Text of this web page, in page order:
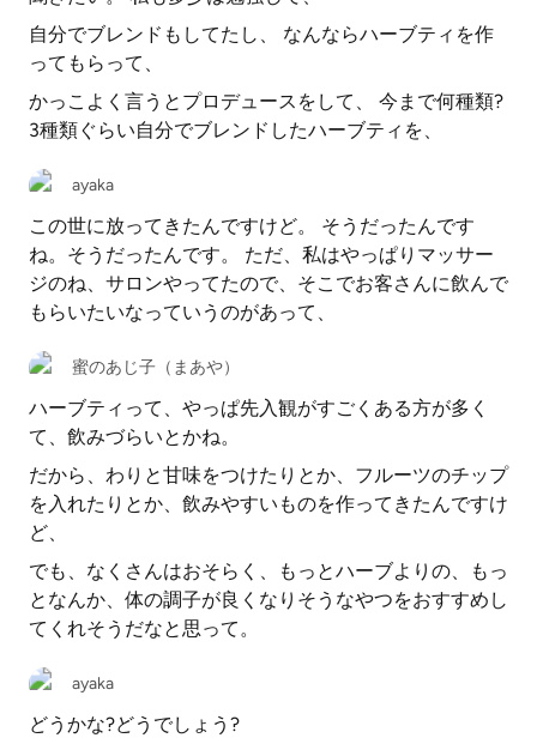
自分でブレンドもしてたし、 なんならハーブティを作
ってもらって、
かっこよく言うとプロデュースをして、 今まで何種類?
3種類ぐらい自分でブレンドしたハーブティを、
ayaka
この世に放ってきたんですけど。 そうだったんです
ね。そうだったんです。 ただ、私はやっぱりマッサー
ジのね、サロンやってたので、そこでお客さんに飲んで
もらいたいなっていうのがあって、
蜜のあじ子（まあや）
ハーブティって、やっぱ先入観がすごくある方が多く
て、飲みづらいとかね。
だから、わりと甘味をつけたりとか、フルーツのチップ
を入れたりとか、飲みやすいものを作ってきたんですけ
ど、
でも、なくさんはおそらく、もっとハーブよりの、もっ
となんか、体の調子が良くなりそうなやつをおすすめし
てくれそうだなと思って。
ayaka
どうかな?どうでしょう?